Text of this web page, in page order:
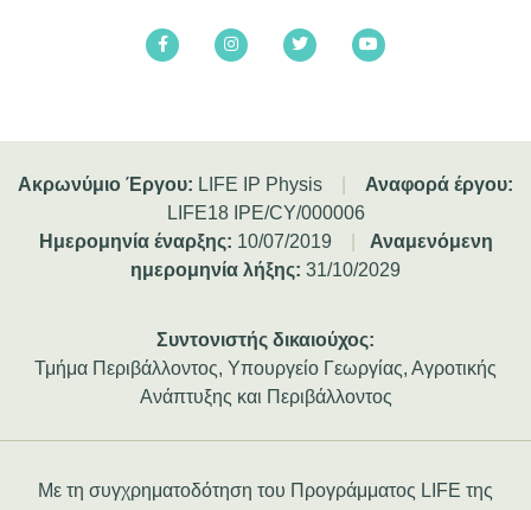
Ακρωνύμιο Έργου: LIFE IP Physis
Αναφορά έργου:
LIFE18 IPE/CY/000006
Ημερομηνία έναρξης: 10/07/2019
Αναμενόμενη
ημερομηνία λήξης: 31/10/2029
Συντονιστής δικαιούχος:
Τμήμα Περιβάλλοντος, Υπουργείο Γεωργίας, Αγροτικής
Ανάπτυξης και Περιβάλλοντος
Με τη συγχρηματοδότηση του Προγράμματος LIFE της